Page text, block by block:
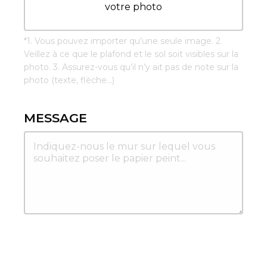
votre photo
*1. Vous pouvez importer qu’une seule image. 2.
Veillez à ce que le plafond et le sol soit visibles sur la
photo. 3. Assurez-vous qu’il n’y ait pas de note sur la
photo (texte, flèche...)
MESSAGE